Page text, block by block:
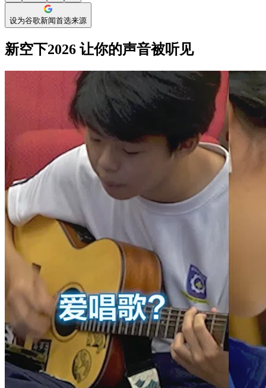
设为谷歌新闻首选来源
新空下2026 让你的声音被听见